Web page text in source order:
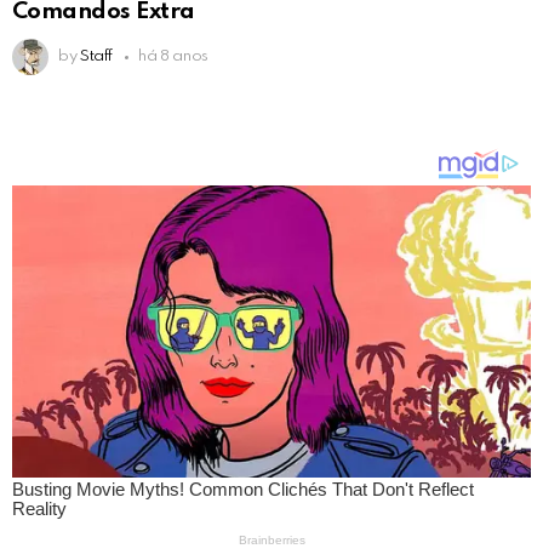
Comandos Extra
by Staff há 8 anos